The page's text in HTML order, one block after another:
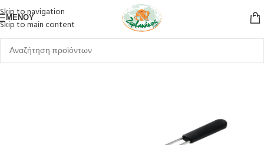
Skip to navigation
Skip to main content
ΜΕΝΟΎ